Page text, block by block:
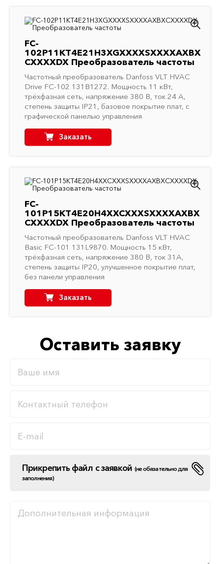
FC-
102P11KT4E21H3XGXXXXSXXXXAXBX
CXXXXDX Преобразователь частоты
Частотный преобразователь Danfoss VLT HVAC
Drive FC-102 131B1272. Мощность 11 кВт,
трёхфазная сеть, напряжение 380 В, ток 24 A,
степень защиты IP21, базовое покрытие плат, с
графической панелью управления
Заказать
FC-
101P15KT4E20H4XXCXXXSXXXXAXBX
CXXXXDX Преобразователь частоты
Частотный преобразователь Danfoss VLT HVAC
Basic FC-101 131L9870. Мощность 15 кВт,
трёхфазная сеть, напряжение 380 В, ток 31A,
степень защиты IP20, улучшенное покрытие плат,
без панели управления
Заказать
Оставить заявку
Прикрепить файл с заявкой (не обязательно для
заполнения)